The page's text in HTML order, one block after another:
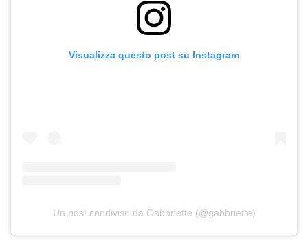
Visualizza questo post su Instagram
Un post condiviso da Gabbriette (@gabbriette)